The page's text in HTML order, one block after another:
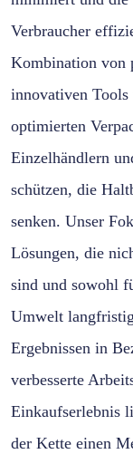
Verbraucher
Kombination von
innovativen
optimierten
Einzelhändlern
schützen, die
senken. Unser
Lösungen, die
sind und sowohl
Umwelt
Ergebnissen in
verbesserte
Einkaufserlebnis
der Kette einen